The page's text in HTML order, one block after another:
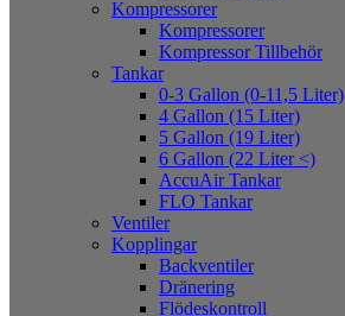
Kompressorer
Kompressorer
Kompressor Tillbehör
Tankar
0-3 Gallon (0-11,5 Liter)
4 Gallon (15 Liter)
5 Gallon (19 Liter)
6 Gallon (22 Liter <)
AccuAir Tankar
FLO Tankar
Ventiler
Kopplingar
Backventiler
Dränering
Flödeskontroll